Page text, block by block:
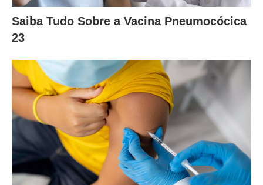
Saiba Tudo Sobre a Vacina Pneumocócica
23